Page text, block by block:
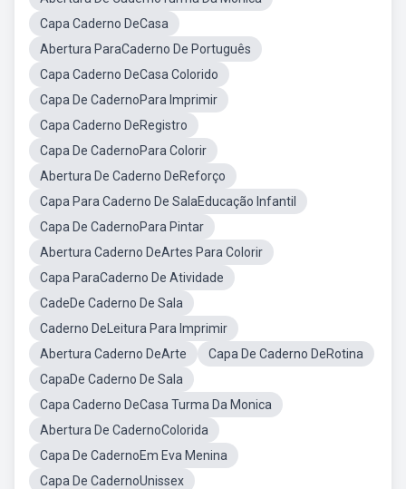
Capa Caderno DeCasa
Abertura ParaCaderno De Português
Capa Caderno DeCasa Colorido
Capa De CadernoPara Imprimir
Capa Caderno DeRegistro
Capa De CadernoPara Colorir
Abertura De Caderno DeReforço
Capa Para Caderno De SalaEducação Infantil
Capa De CadernoPara Pintar
Abertura Caderno DeArtes Para Colorir
Capa ParaCaderno De Atividade
CadeDe Caderno De Sala
Caderno DeLeitura Para Imprimir
Abertura Caderno DeArte
Capa De Caderno DeRotina
CapaDe Caderno De Sala
Capa Caderno DeCasa Turma Da Monica
Abertura De CadernoColorida
Capa De CadernoEm Eva Menina
Capa De CadernoUnissex